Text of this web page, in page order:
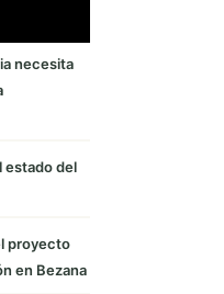
necesita
estado del
proyecto
en Bezana